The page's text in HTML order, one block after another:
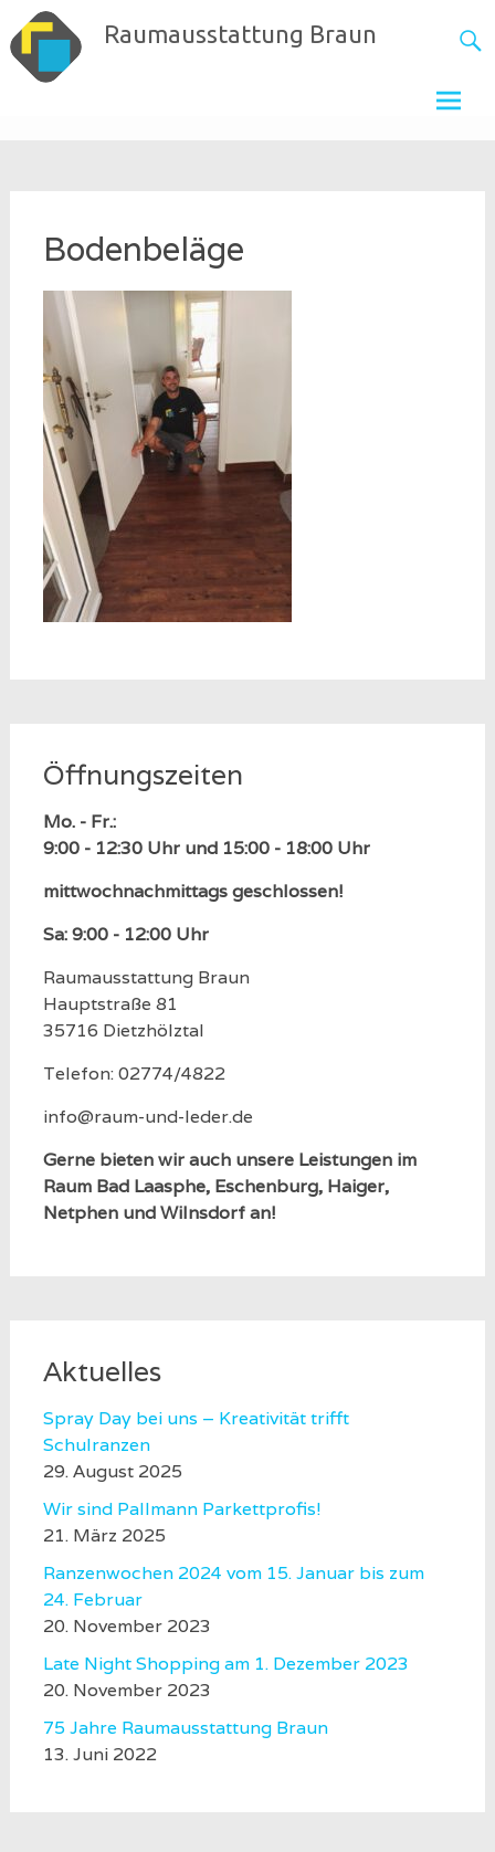
Skip
to
content
Raumausstattung Braun
Bodenbeläge
Öffnungszeiten
Mo. - Fr.:
9:00 - 12:30 Uhr und 15:00 - 18:00 Uhr
mittwochnachmittags geschlossen!
Sa: 9:00 - 12:00 Uhr
Raumausstattung Braun
Hauptstraße 81
35716 Dietzhölztal
Telefon: 02774/4822
info@raum-und-leder.de
Gerne bieten wir auch unsere Leistungen im
Raum Bad Laasphe, Eschenburg, Haiger,
Netphen und Wilnsdorf an!
Aktuelles
Spray Day bei uns – Kreativität trifft
Schulranzen
29. August 2025
Wir sind Pallmann Parkettprofis!
21. März 2025
Ranzenwochen 2024 vom 15. Januar bis zum
24. Februar
20. November 2023
Late Night Shopping am 1. Dezember 2023
20. November 2023
75 Jahre Raumausstattung Braun
13. Juni 2022